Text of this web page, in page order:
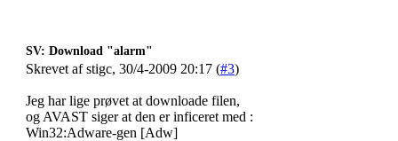
SV: Download "alarm"
Skrevet af stigc, 30/4-2009 20:17 (#3)
Jeg har lige prøvet at downloade filen,
og AVAST siger at den er inficeret med :
Win32:Adware-gen [Adw]